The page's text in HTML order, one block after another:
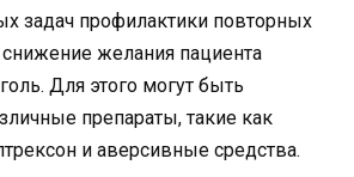
задач профилактики повторных
снижение желания пациента
Для этого могут быть
препараты, такие как
и аверсивные средства.